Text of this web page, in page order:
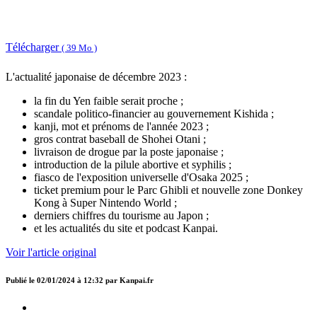
Télécharger ( 39 Mo )
L'actualité japonaise de décembre 2023 :
la fin du Yen faible serait proche ;
scandale politico-financier au gouvernement Kishida ;
kanji, mot et prénoms de l'année 2023 ;
gros contrat baseball de Shohei Otani ;
livraison de drogue par la poste japonaise ;
introduction de la pilule abortive et syphilis ;
fiasco de l'exposition universelle d'Osaka 2025 ;
ticket premium pour le Parc Ghibli et nouvelle zone Donkey
Kong à Super Nintendo World ;
derniers chiffres du tourisme au Japon ;
et les actualités du site et podcast Kanpai.
Voir l'article original
Publié le 02/01/2024 à 12:32 par Kanpai.fr